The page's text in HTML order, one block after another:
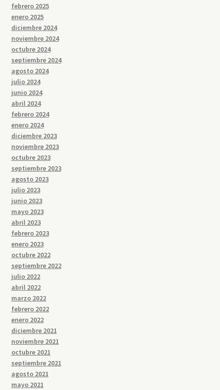
febrero 2025
enero 2025
diciembre 2024
noviembre 2024
octubre 2024
septiembre 2024
agosto 2024
julio 2024
junio 2024
abril 2024
febrero 2024
enero 2024
diciembre 2023
noviembre 2023
octubre 2023
septiembre 2023
agosto 2023
julio 2023
junio 2023
mayo 2023
abril 2023
febrero 2023
enero 2023
octubre 2022
septiembre 2022
julio 2022
abril 2022
marzo 2022
febrero 2022
enero 2022
diciembre 2021
noviembre 2021
octubre 2021
septiembre 2021
agosto 2021
mayo 2021